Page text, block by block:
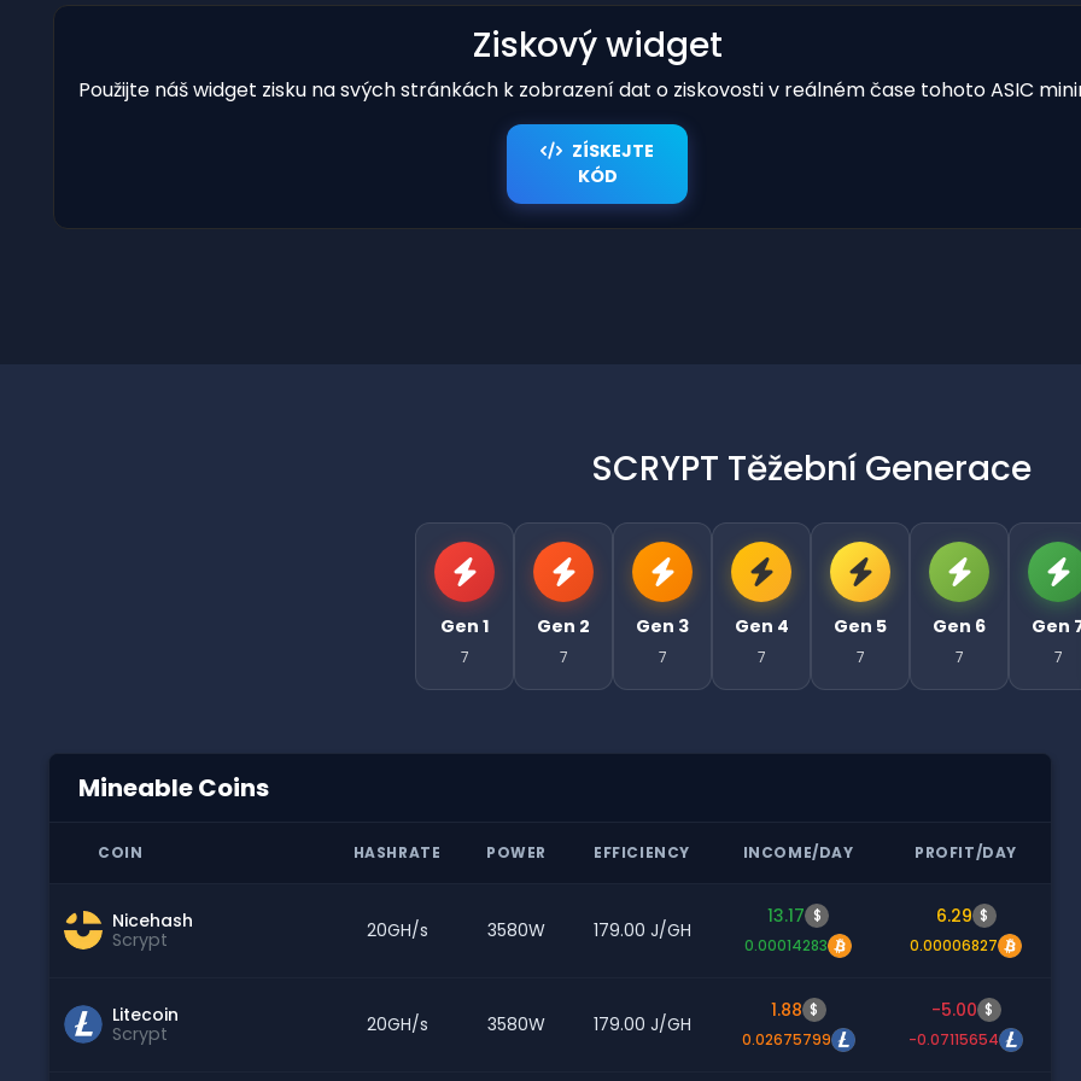
Ziskový widget
Použijte náš widget zisku na svých stránkách k zobrazení dat o ziskovosti v reálném čase tohoto ASIC
ZÍSKEJTE
KÓD
SCRYPT Těžební Generace
Gen 1
7
Gen 2
7
Gen 3
7
Gen 4
7
Gen 5
7
Gen 6
7
Gen
7
Mineable Coins
COIN HASHRATE POWER EFFICIENCY INCOME/DAY PROFIT/DAY
Nicehash
Scrypt
20GH/s 3580W 179.00 J/GH
13.17 $
0.00014283
6.29 $
0.00006827
Litecoin
Scrypt
20GH/s 3580W 179.00 J/GH
1.88 $
0.02675799
-5.00 $
-0.07115654